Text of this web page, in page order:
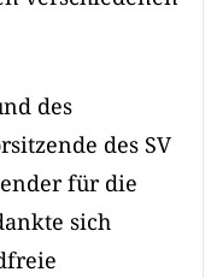
des
des SV
für die
sich